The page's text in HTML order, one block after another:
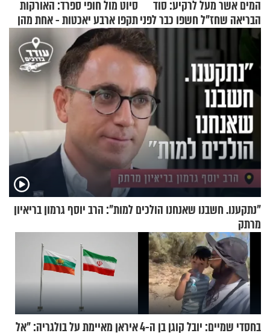
המים אשר מעל לרקיע: סוד
הבריאה שחז"ל חשפו כבר לפני
אלפי שנים
סיוט מול חופי ספרד: האורקות
תקפו ארבע יאכטות - אחת מהן
טבעה
"נתקענו. חשבנו שאנחנו הולכים למות": הרב יוסף גרמון בריאיון
מרתק
בחסדי שמיים: יובל קוגן בן ה-4איראן מאיימת על בולגריה: "אל